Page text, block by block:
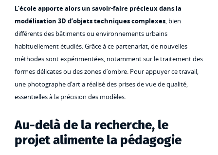
L’école apporte alors un savoir-faire précieux dans la
modélisation 3D d’objets techniques complexes, bien
différents des bâtiments ou environnements urbains
habituellement étudiés. Grâce à ce partenariat, de nouvelles
méthodes sont expérimentées, notamment sur le traitement des
formes délicates ou des zones d’ombre. Pour appuyer ce travail,
une photographe d’art a réalisé des prises de vue de qualité,
essentielles à la précision des modèles.
Au-delà de la recherche, le
projet alimente la pédagogie